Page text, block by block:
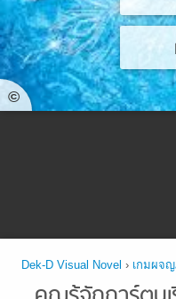
©
Dek-D Visual Novel › เกมผจ